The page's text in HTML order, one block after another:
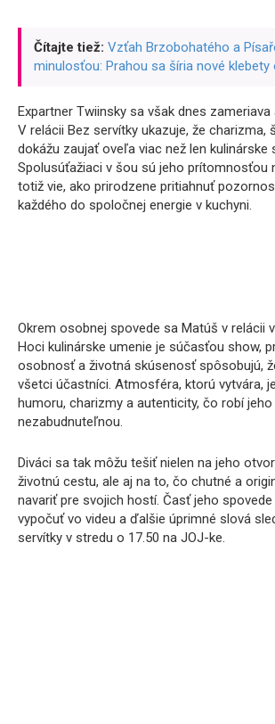
Čítajte tiež: Vzťah Brzobohatého a
minulosťou: Prahou sa šíria nové
Expartner Twiinsky sa však dnes zameriava
V relácii Bez servítky ukazuje, že charizma,
dokážu zaujať oveľa viac než len kulinárske
Spolusúťažiaci v šou sú jeho prítomnosťou
totiž vie, ako prirodzene pritiahnuť
každého do spoločnej energie v kuchyni.
Okrem osobnej spovede sa Matúš v relácii
Hoci kulinárske umenie je súčasťou show,
osobnosť a životná skúsenosť spôsobujú,
všetci účastníci. Atmosféra, ktorú vytvára,
humoru, charizmy a autenticity, čo robí
nezabudnuteľnou.
Diváci sa tak môžu tešiť nielen na jeho
životnú cestu, ale aj na to, čo chutné a
navariť pre svojich hostí. Časť jeho
vypočuť vo videu a ďalšie úprimné slová
servítky v stredu o 17.50 na JOJ-ke.